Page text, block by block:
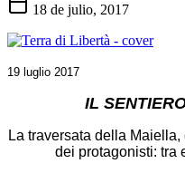
18 de julio, 2017
19 luglio 2017
IL
La traversata della
dei protagonisti: tra